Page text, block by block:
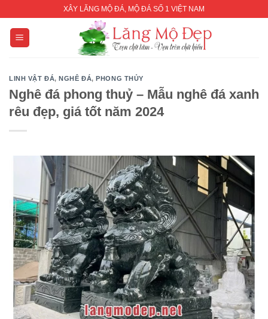
content
XÂY LĂNG MỘ ĐÁ, MỘ ĐÁ SỐ 1 VIỆT NAM
LINH VẬT ĐÁ,NGHÊ ĐÁ,PHONG THỦY
Nghê đá phong thuỷ – Mẫu nghê đá xanh
rêu đẹp, giá tốt năm 2024